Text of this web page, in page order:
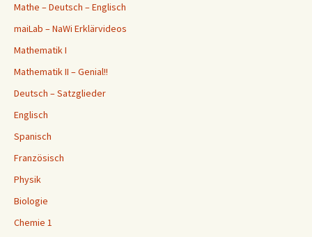
Mathe – Deutsch – Englisch
maiLab – NaWi Erklärvideos
Mathematik I
Mathematik II – Genial!!
Deutsch – Satzglieder
Englisch
Spanisch
Französisch
Physik
Biologie
Chemie 1